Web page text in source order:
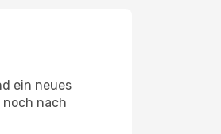
ein neues
noch nach